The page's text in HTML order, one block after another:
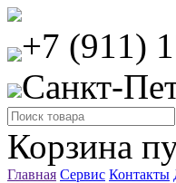
+7 (911)
Санкт-
Корзина
Главная Сервис Контакты